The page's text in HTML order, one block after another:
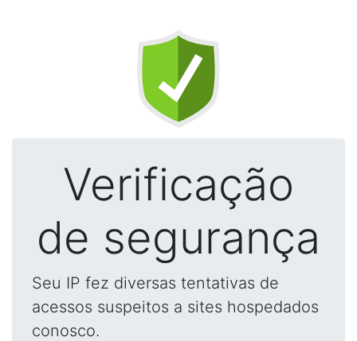
Verificação
de segurança
Seu IP fez diversas tentativas de
acessos suspeitos a sites hospedados
conosco.